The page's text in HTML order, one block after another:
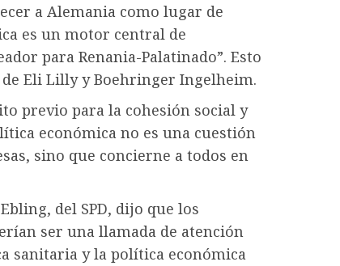
a Alemania como lugar de
es un motor central de
para Renania-Palatinado”. Esto
Eli Lilly y Boehringer Ingelheim.
previo para la cohesión social y
económica no es una cuestión
sino que concierne a todos en
del SPD, dijo que los
ser una llamada de atención
sanitaria y la política económica